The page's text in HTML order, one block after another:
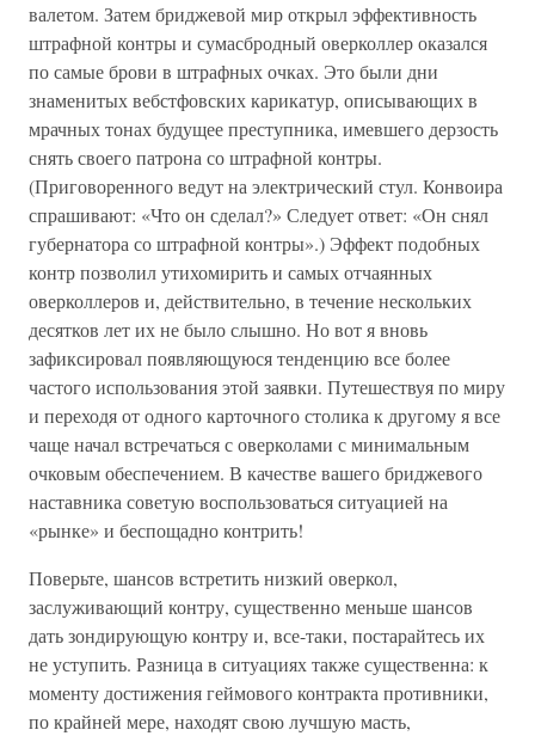
валетом. Затем бриджевой мир открыл эффективность
штрафной контры и сумасбродный оверколлер оказался
по самые брови в штрафных очках. Это были дни
знаменитых вебстфовских карикатур, описывающих в
мрачных тонах будущее преступника, имевшего дерзость
снять своего патрона со штрафной контры.
(Приговоренного ведут на электрический стул. Конвоира
спрашивают: «Что он сделал?» Следует ответ: «Он снял
губернатора со штрафной контры».) Эффект подобных
контр позволил утихомирить и самых отчаянных
оверколлеров и, действительно, в течение нескольких
десятков лет их не было слышно. Но вот я вновь
зафиксировал появляющуюся тенденцию все более
частого использования этой заявки. Путешествуя по миру
и переходя от одного карточного столика к другому я все
чаще начал встречаться с оверколами с минимальным
очковым обеспечением. В качестве вашего бриджевого
наставника советую воспользоваться ситуацией на
«рынке» и беспощадно контрить!
Поверьте, шансов встретить низкий оверкол,
заслуживающий контру, существенно меньше шансов
дать зондирующую контру и, все-таки, постарайтесь их
не уступить. Разница в ситуациях также существенна: к
моменту достижения геймового контракта противники,
по крайней мере, находят свою лучшую масть,